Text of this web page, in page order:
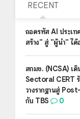
RECENT
ถอดรหัส AI ประเ
สร้าง" สู่ "ผู้นำ" ได้
สกมช. (NCSA) เดิ
Sectoral CERT
วางรากฐานสู่
กับ TBS
0